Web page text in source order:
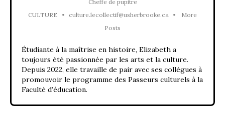
Cheffe de pupitre
CULTURE
• culture.lecollectif@usherbrooke.ca •
More
Posts
Étudiante à la maîtrise en histoire, Elizabeth a
toujours été passionnée par les arts et la culture.
Depuis 2022, elle travaille de pair avec ses collègues à
promouvoir le programme des Passeurs culturels à la
Faculté d’éducation.